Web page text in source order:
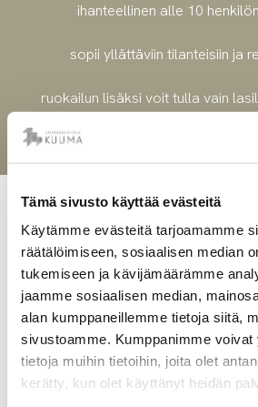
Tämä sivusto käyttää evästeitä
Käytämme evästeitä tarjoamamme
räätälöimiseen, sosiaalisen median
tukemiseen ja kävijämäärämme
jaamme sosiaalisen median,
alan kumppaneillemme tietoja siitä,
sivustoamme. Kumppanimme voivat
tietoja muihin tietoihin, joita olet
kerätty, kun olet käyttänyt heidän
ihanteellinen alle 10
sopii yllättäviin tilanteisiin ja
ruokailun lisäksi voit tulla vain
Varaa täältä
Monipuoliset
keskustan
Juhlatilat Tampere | Monet
voivat sijaita melko kaukana
Saunaravintola Kuuman sijainti
yhdistelmä keskustan vilskettä ja